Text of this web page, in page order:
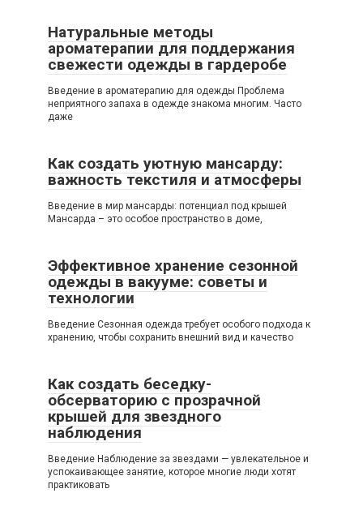
Натуральные методы
ароматерапии для поддержания
свежести одежды в гардеробе
Введение в ароматерапию для одежды Проблема
неприятного запаха в одежде знакома многим. Часто
даже
Как создать уютную мансарду:
важность текстиля и атмосферы
Введение в мир мансарды: потенциал под крышей
Мансарда – это особое пространство в доме,
Эффективное хранение сезонной
одежды в вакууме: советы и
технологии
Введение Сезонная одежда требует особого подхода к
хранению, чтобы сохранить внешний вид и качество
Как создать беседку-
обсерваторию с прозрачной
крышей для звездного
наблюдения
Введение Наблюдение за звездами — увлекательное и
успокаивающее занятие, которое многие люди хотят
практиковать